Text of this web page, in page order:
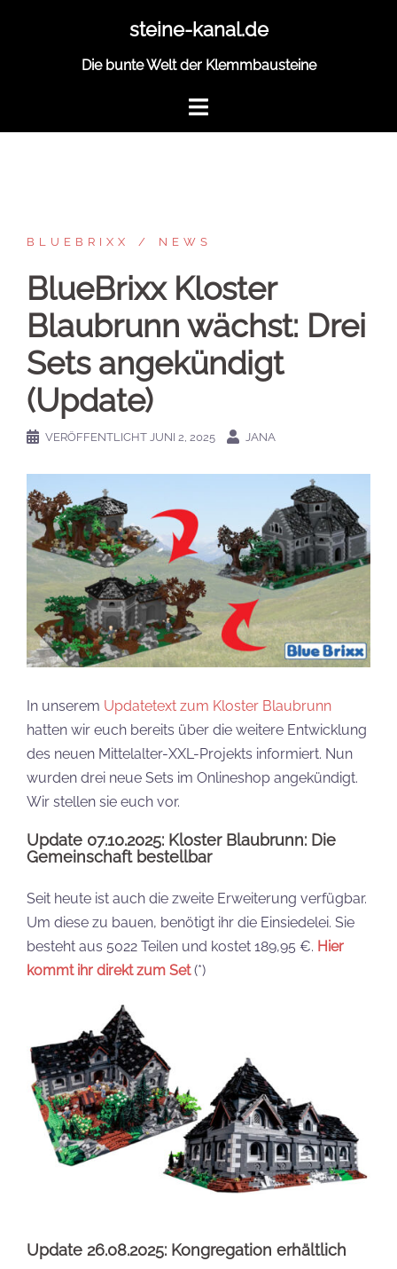
steine-kanal.de
Die bunte Welt der Klemmbausteine
BLUEBRIXX NEWS
BlueBrixx Kloster
Blaubrunn wächst: Drei
Sets angekündigt
(Update)
VERÖFFENTLICHT JUNI 2, 2025 JANA
In unserem Updatetext zum Kloster Blaubrunn
hatten wir euch bereits über die weitere Entwicklung
des neuen Mittelalter-XXL-Projekts informiert. Nun
wurden drei neue Sets im Onlineshop angekündigt.
Wir stellen sie euch vor.
Update 07.10.2025: Kloster Blaubrunn: Die
Gemeinschaft bestellbar
Seit heute ist auch die zweite Erweiterung verfügbar.
Um diese zu bauen, benötigt ihr die Einsiedelei. Sie
besteht aus 5022 Teilen und kostet 189,95 €. Hier
kommt ihr direkt zum Set(*)
Update 26.08.2025: Kongregation erhältlich